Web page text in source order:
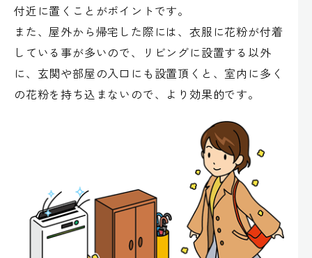
付近に置くことがポイントです。
また、屋外から帰宅した際には、衣服に花粉が付着
している事が多いので、リビングに設置する以外
に、玄関や部屋の入口にも設置頂くと、室内に多く
の花粉を持ち込まないので、より効果的です。